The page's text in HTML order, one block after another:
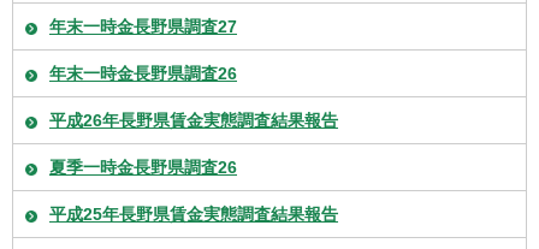
年末一時金長野県調査27
年末一時金長野県調査26
平成26年長野県賃金実態調査結果報告
夏季一時金長野県調査26
平成25年長野県賃金実態調査結果報告